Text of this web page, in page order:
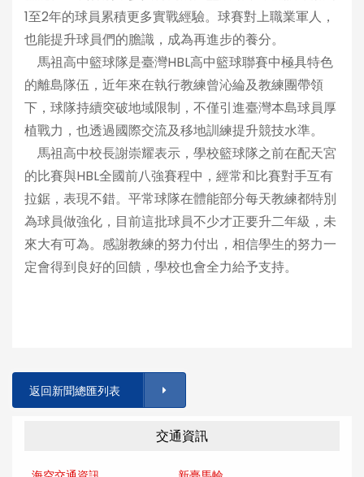
1至2年的球員累積更多實戰經驗。球賽對上職業軍人，
也能提升球員們的膽識，成為再進步的養分。
馬祖高中籃球隊是臺灣HBL高中籃球聯賽中極具特色
的離島隊伍，近年來在執行教練曾沁綸及教練團帶領
下，球隊持續突破地域限制，不僅引進臺灣本島球員厚
植戰力，也透過國際交流及移地訓練提升競技水準。
馬祖高中校長謝崇耀表示，學校籃球隊之前在配天宮
的比賽與HBL全國前八強賽程中，經常和比賽對手互有
拉鋸，表現不錯。平常球隊在體能部分每天教練都特別
為球員做強化，目前這批球員不少才正要升二年級，未
來大有可為。感謝教練的努力付出，相信學生的努力一
定會得到良好的回饋，學校也會全力給予支持。
返回新聞總匯列表
交通資訊